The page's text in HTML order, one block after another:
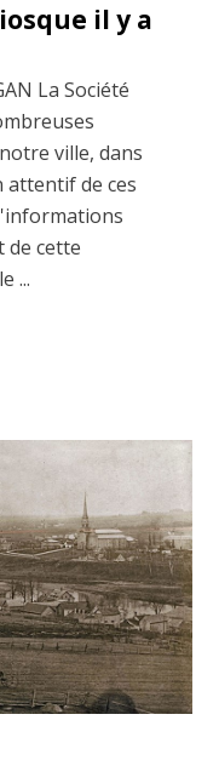
il y a
La Société
ville, dans
attentif de ces
de cette
...